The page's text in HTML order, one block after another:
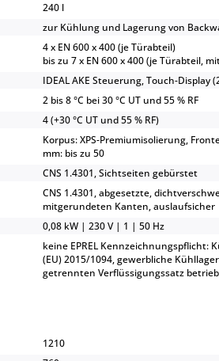
240 l
zur Kühlung und Lagerung von
4 x EN 600 x 400 (je Türabteil)
bis zu 7 x EN 600 x 400 (je Türabteil,
IDEAL AKE Steuerung, Touch-Display
2 bis 8 °C bei 30 °C UT und 55 % RF
4 (+30 °C UT und 55 % RF)
Korpus: XPS-Premiumisolierung,
mm: bis zu 50
CNS 1.4301, Sichtseiten gebürstet
CNS 1.4301, abgesetzte,
mitgerundeten Kanten, auslaufsicher
0,08 kW | 230 V | 1 | 50 Hz
keine EPREL Kennzeichnungspflicht:
(EU) 2015/1094, gewerbliche
getrennten Verflüssigungssatz
1210